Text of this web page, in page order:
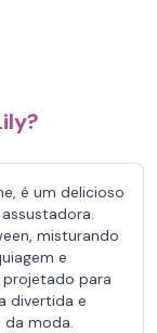
é um delicioso
misturando
e
projetado para
divertida e
da moda.